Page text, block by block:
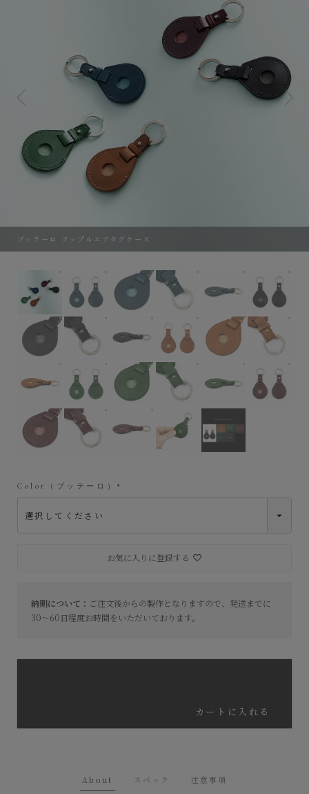
ブッテーロ アップルエアタグケース
ブッテーロ アップルエアタグケース
外装（ブッテーロ）：Blue
外装（ブッテーロ）：Blue
外装（ブッテーロ）：Blue
外装（ブッテ
外装（ブッテーロ）：Black外装（ブッテーロ）：Black
外装（ブッテーロ）：Black
外装（ブッテーロ）：
外装（ブッテ
外装（ブッテーロ）：Camel
外装（ブッテーロ）：Green
外装（ブッテーロ）：Green
外装（ブッテーロ）：
外装（ブッテ
外装（ブッテーロ）：Bordeaux
外装（ブッテーロ）：Bordeaux
外装（ブッテーロ）：Bordeaux
About スペック 注意事項
Color（ブッテーロ）
納期について： ご注文後からの製作となりますので、発送までに
30～60日程度お時間をいただいております。
お気に入りに登録する
カートに入れる